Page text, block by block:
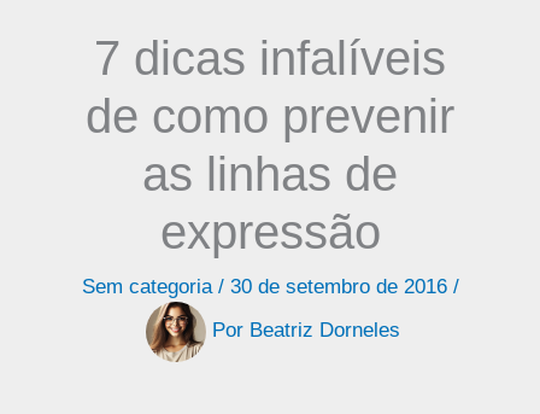
7 dicas infalíveis
de como prevenir
as linhas de
expressão
Sem categoria/ 30 de setembro de 2016 /
Por Beatriz Dorneles